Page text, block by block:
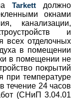
Tarkett должно
окнами
канализации,
и
всех отделочных
в помещении
в помещении не
покрытий
при температуре
течение 24 часов
(СНиП 3.04.01